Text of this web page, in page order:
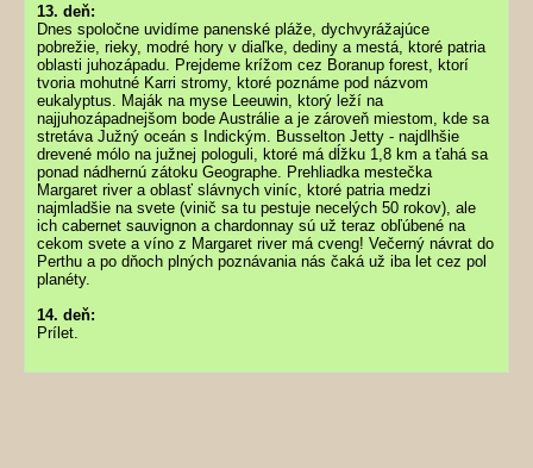
13. deň:
Dnes spoločne uvidíme panenské pláže, dychvyrážajúce
pobrežie, rieky, modré hory v diaľke, dediny a mestá, ktoré patria
oblasti juhozápadu. Prejdeme krížom cez Boranup forest, ktorí
tvoria mohutné Karri stromy, ktoré poznáme pod názvom
eukalyptus. Maják na myse Leeuwin, ktorý leží na
najjuhozápadnejšom bode Austrálie a je zároveň miestom, kde sa
stretáva Južný oceán s Indickým. Busselton Jetty - najdlhšie
drevené mólo na južnej pologuli, ktoré má dĺžku 1,8 km a ťahá sa
ponad nádhernú zátoku Geographe. Prehliadka mestečka
Margaret river a oblasť slávnych viníc, ktoré patria medzi
najmladšie na svete (vinič sa tu pestuje necelých 50 rokov), ale
ich cabernet sauvignon a chardonnay sú už teraz obľúbené na
cekom svete a víno z Margaret river má cveng! Večerný návrat do
Perthu a po dňoch plných poznávania nás čaká už iba let cez pol
planéty.
14. deň:
Prílet.